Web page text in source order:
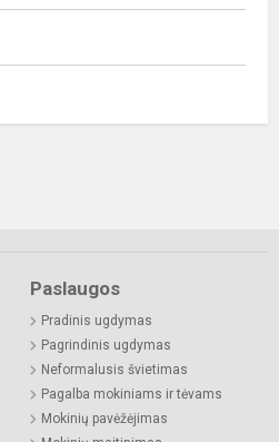
Paslaugos
Pradinis ugdymas
Pagrindinis ugdymas
Neformalusis švietimas
Pagalba mokiniams ir tėvams
Mokinių pavėžėjimas